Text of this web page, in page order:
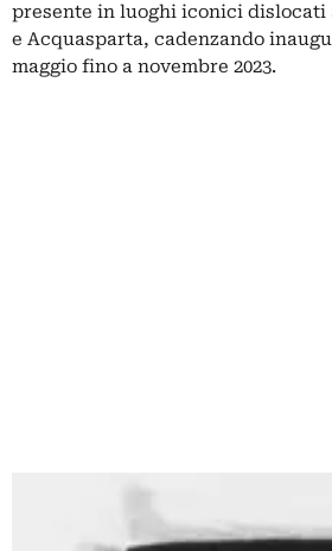
presente in luoghi iconici dislocati
e Acquasparta, cadenzando
maggio fino a novembre 2023.